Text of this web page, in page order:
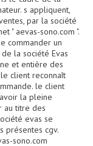
s appliquent,
par la société
" aevas-sono.com ".
commander un
la société Evas
et entière des
client reconnaît
le client
la pleine
au titre des
evas se
présentes cgv.
sono.com